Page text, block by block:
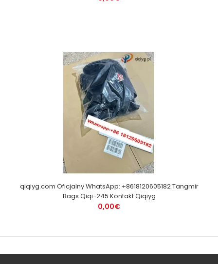
qiqiyg.com Oficjalny WhatsApp: +8618120605182 Tangmir
Bags Qiqi-245 Kontakt Qiqiyg
0,00€